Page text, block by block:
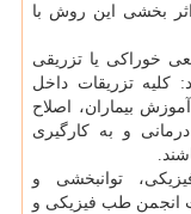
بخشی این روش با
خوراكی یا تزریقی
كلیه تزریقات داخل
بیماران، اصلاح
درمانی و به كارگیری
توانبخشی و
۲۹ دی ماه به همت انجمن طب فیزیكی و